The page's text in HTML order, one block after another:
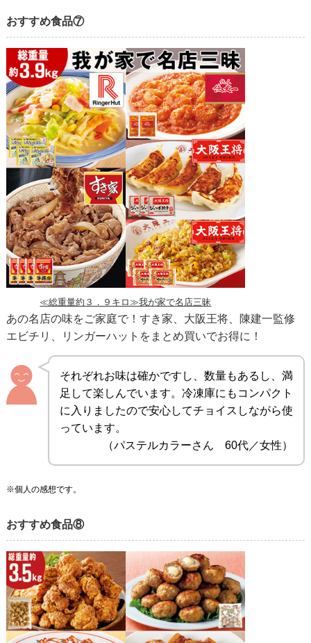
おすすめ食品⑦
≪総重量約３．９キロ≫我が家で名店三昧
あの名店の味をご家庭で！すき家、大阪王将、陳建一監修
エビチリ、リンガーハットをまとめ買いでお得に！
それぞれお味は確かですし、数量もあるし、満
足して楽しんでいます。冷凍庫にもコンパクト
に入りましたので安心してチョイスしながら使
っています。
（パステルカラーさん 60代／女性）
※個人の感想です。
おすすめ食品⑧